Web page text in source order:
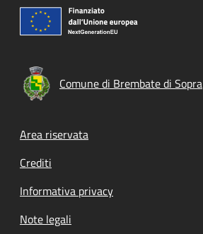
Comune di Brembate di Sopra
Footer menu
Area riservata
Crediti
Informativa privacy
Note legali